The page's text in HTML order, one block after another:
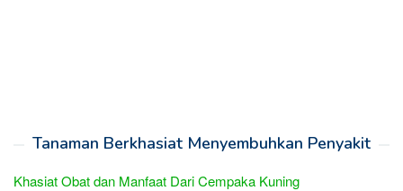
Tanaman Berkhasiat Menyembuhkan Penyakit
Khasiat Obat dan Manfaat Dari Cempaka Kuning